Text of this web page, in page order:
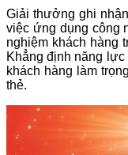
Giải thưởng ghi
việc ứng dụng công
nghiệm khách hàng
Khẳng định năng
khách hàng làm
thẻ.